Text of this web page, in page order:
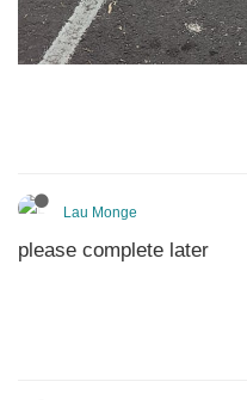
Lau Monge
please complete later